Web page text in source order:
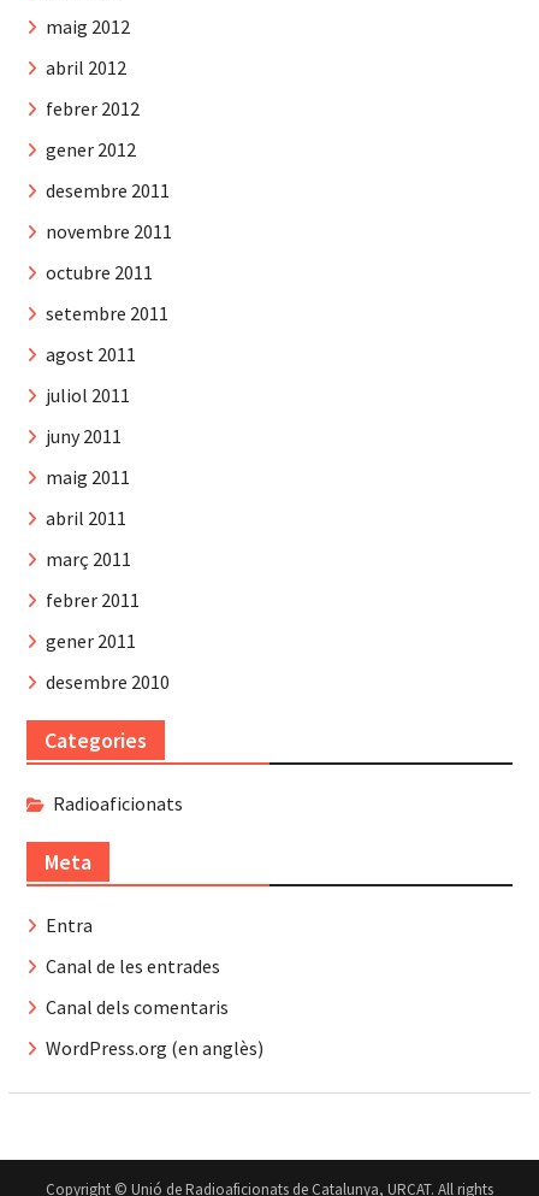
maig 2012
abril 2012
febrer 2012
gener 2012
desembre 2011
novembre 2011
octubre 2011
setembre 2011
agost 2011
juliol 2011
juny 2011
maig 2011
abril 2011
març 2011
febrer 2011
gener 2011
desembre 2010
Categories
Radioaficionats
Meta
Entra
Canal de les entrades
Canal dels comentaris
WordPress.org (en anglès)
Copyright © Unió de Radioaficionats de Catalunya, URCAT. All rights